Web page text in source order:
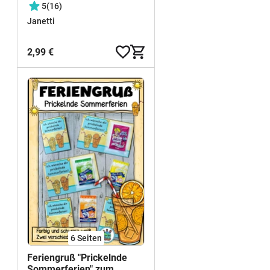
5(16)
Janetti
2,99 €
6Seiten
Feriengruß "Prickelnde